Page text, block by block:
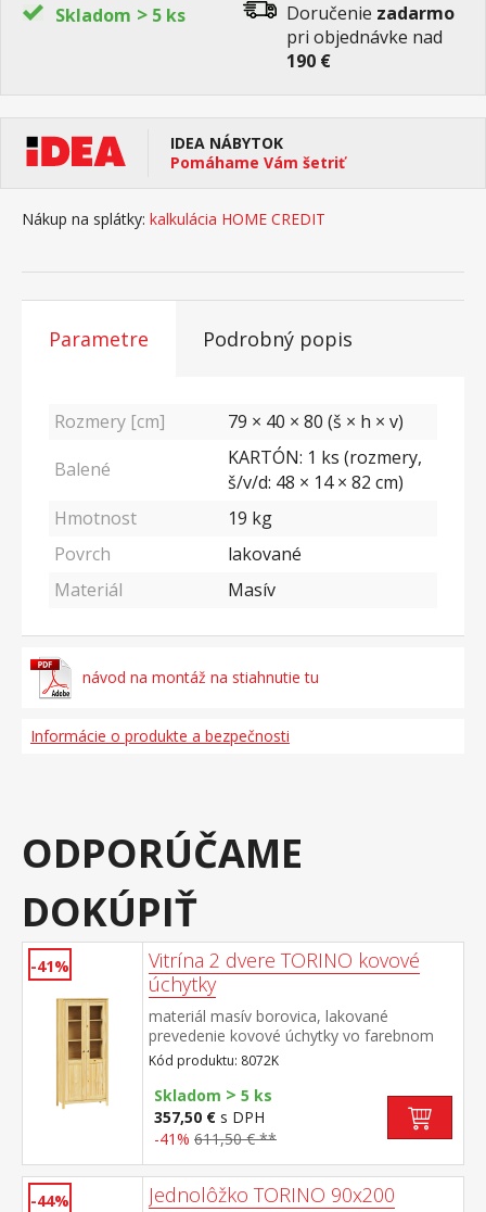
Skladom > 5 ks Doručenie zadarmo
pri objednávke nad
190 €
IDEA NÁBYTOK
Pomáhame Vám šetriť
Nákup na splátky: kalkulácia HOME CREDIT
Parametre Podrobný popis
Rozmery [cm]
79 × 40 × 80 (š × h × v)
Balené
KARTÓN: 1 ks (rozmery,
š/v/d: 48 × 14 × 82 cm)
Hmotnost
19 kg
Povrch
lakované
Materiál
Masív
návod na montáž na stiahnutie tu
Informácie o produkte a bezpečnosti
ODPORÚČAME
DOKÚPIŤ
-41%
Vitrína 2 dvere TORINO kovové
úchytky
materiál masív borovica, lakované
prevedenie kovové úchytky vo farebnom
prevedení černená mosadz dvoje čiastočne
presklené dvere, štyri police
Kód produktu: 8072K
Skladom > 5 ks
357,50 € s DPH
-41% 611,50 € **
-44% Jednolôžko TORINO 90x200